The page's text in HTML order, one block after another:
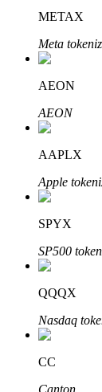
Изучите
Узнайте о
Bitrue
AI
Bitrue Партнеры
METAX
Meta
AEON
AEON
AAPLX
Apple
SPYX
SP500
QQQX
Nasdaq
CC
Canton